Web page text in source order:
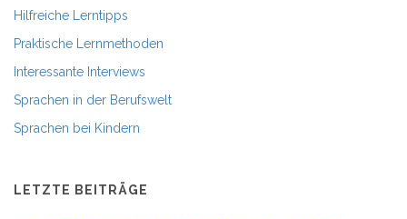
Hilfreiche Lerntipps
Praktische Lernmethoden
Interessante Interviews
Sprachen in der Berufswelt
Sprachen bei Kindern
LETZTE BEITRÄGE